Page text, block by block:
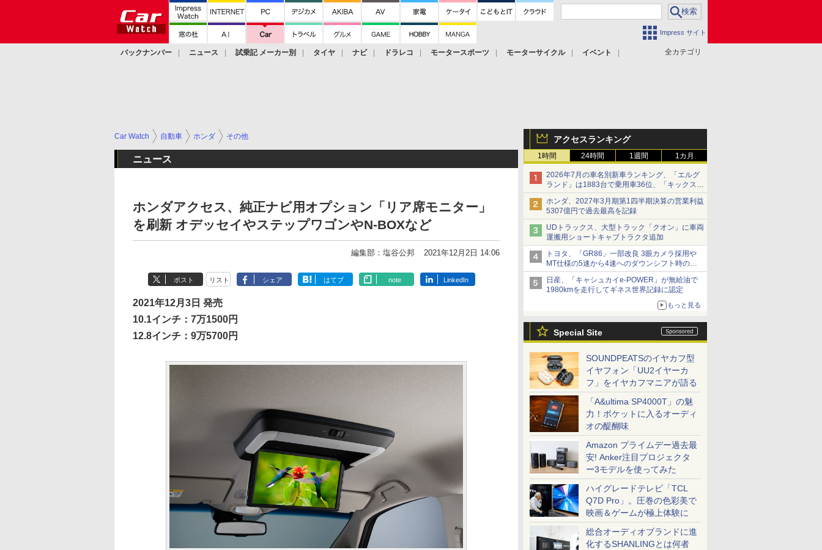
Impress サイト
全カテゴリ
バックナンバー ニュース 試乗記 メーカー別 タイヤ ナビ ドラレコ モータースポーツ モーターサイクル
イベント
アクセスランキング
1時間 24時間 1週間 1カ月
2026年7月の車名別新車ランキング、「エルグ
ランド」は1883台で乗用車36位、「キックス」
は2591台で27位に
ホンダ、2027年3月期第1四半期決算の営業利益
5307億円で過去最高を記録
UDトラックス、大型トラック「クオン」に車両
運搬用ショートキャブトラクタ追加
トヨタ、「GR86」一部改良 3眼カメラ採用や
MT仕様の5速から4速へのダウンシフト時の操
作性向上など
日産、「キャシュカイe-POWER」が無給油で
1980kmを走行してギネス世界記録に認定
もっと見る
Special Site
SOUNDPEATSのイヤカフ型
イヤフォン「UU2イヤーカ
フ」をイヤカフマニアが語る
「A&ultima SP4000T」の魅
力！ポケットに入るオーディ
オの醍醐味
Amazon プライムデー過去最
安! Anker注目プロジェクタ
ー3モデルを使ってみた
ハイグレードテレビ「TCL
Q7D Pro」。圧巻の色彩美で
映画＆ゲームが極上体験に
総合オーディオブランドに進
化するSHANLINGとは何者
Car Watch 自動車 ホンダ その他
ニュース
ホンダアクセス、純正ナビ用オプション「リア席モニター」
を刷新 オデッセイやステップワゴンやN-BOXなど
編集部：塩谷公邦 2021年12月2日 14:06
ポスト リスト シェア はてブ note LinkedIn
2021年12月3日 発売
10.1インチ：7万1500円
12.8インチ：9万5700円